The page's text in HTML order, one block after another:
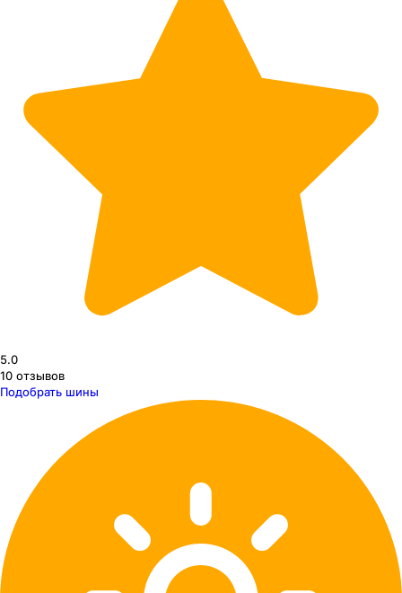
5.0
10 отзывов
Подобрать шины